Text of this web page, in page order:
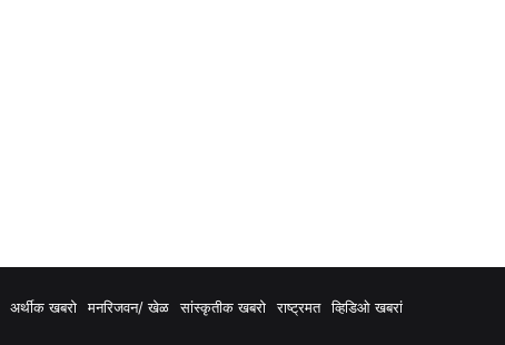
अर्थीक खबरो मनरिजवन/ खेळ सांस्कृतीक खबरो राष्ट्रमत व्हिडिओ खबरां